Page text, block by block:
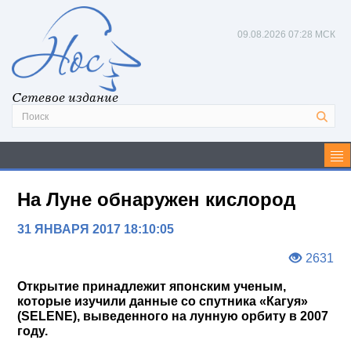
Сетевое издание
09.08.2026 07:28 МСК
На Луне обнаружен кислород
31 ЯНВАРЯ 2017 18:10:05
2631
Открытие принадлежит японским ученым,
которые изучили данные со спутника «Кагуя»
(SELENE), выведенного на лунную орбиту в 2007
году.